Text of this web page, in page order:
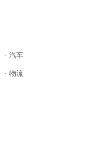
· 汽车
· 物流